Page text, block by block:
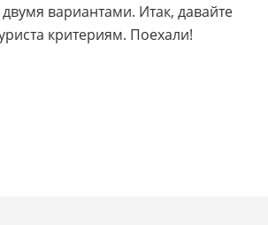
вариантами. Итак, давайте
критериям. Поехали!